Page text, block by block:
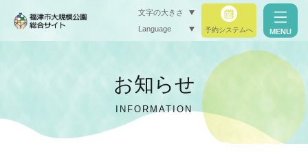
文字の大きさ
Language 予約システムへ MENU
お知らせ
INFORMATION